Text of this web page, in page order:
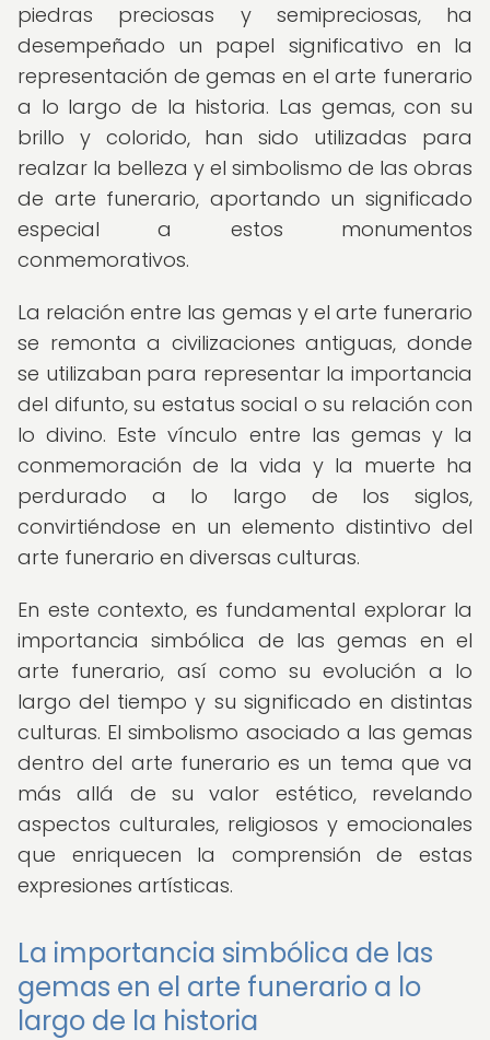
piedras preciosas y semipreciosas, ha
desempeñado un papel significativo en la
representación de gemas en el arte funerario
a lo largo de la historia. Las gemas, con su
brillo y colorido, han sido utilizadas para
realzar la belleza y el simbolismo de las obras
de arte funerario, aportando un significado
especial a estos monumentos
conmemorativos.
La relación entre las gemas y el arte funerario
se remonta a civilizaciones antiguas, donde
se utilizaban para representar la importancia
del difunto, su estatus social o su relación con
lo divino. Este vínculo entre las gemas y la
conmemoración de la vida y la muerte ha
perdurado a lo largo de los siglos,
convirtiéndose en un elemento distintivo del
arte funerario en diversas culturas.
En este contexto, es fundamental explorar la
importancia simbólica de las gemas en el
arte funerario, así como su evolución a lo
largo del tiempo y su significado en distintas
culturas. El simbolismo asociado a las gemas
dentro del arte funerario es un tema que va
más allá de su valor estético, revelando
aspectos culturales, religiosos y emocionales
que enriquecen la comprensión de estas
expresiones artísticas.
La importancia simbólica de las
gemas en el arte funerario a lo
largo de la historia